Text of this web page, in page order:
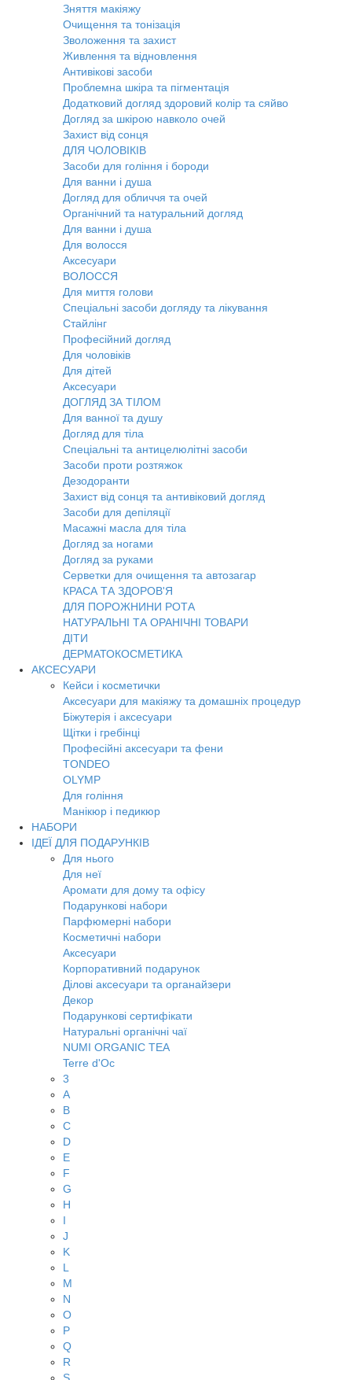
Зняття макіяжу
Очищення та тонізація
Зволоження та захист
Живлення та відновлення
Антивікові засоби
Проблемна шкіра та пігментація
Додатковий догляд здоровий колір та сяйво
Догляд за шкірою навколо очей
Захист від сонця
ДЛЯ ЧОЛОВІКІВ
Засоби для гоління і бороди
Для ванни і душа
Догляд для обличчя та очей
Органічний та натуральний догляд
Для ванни і душа
Для волосся
Аксесуари
ВОЛОССЯ
Для миття голови
Спеціальні засоби догляду та лікування
Стайлінг
Професійний догляд
Для чоловіків
Для дітей
Аксесуари
ДОГЛЯД ЗА ТІЛОМ
Для ванної та душу
Догляд для тіла
Спеціальні та антицелюлітні засоби
Засоби проти розтяжок
Дезодоранти
Захист від сонця та антивіковий догляд
Засоби для депіляції
Масажні масла для тіла
Догляд за ногами
Догляд за руками
Серветки для очищення та автозагар
КРАСА ТА ЗДОРОВ'Я
ДЛЯ ПОРОЖНИНИ РОТА
НАТУРАЛЬНІ ТА ОРАНІЧНІ ТОВАРИ
ДІТИ
ДЕРМАТОКОСМЕТИКА
АКСЕСУАРИ
Кейси і косметички
Аксесуари для макіяжу та домашніх процедур
Біжутерія і аксесуари
Щітки і гребінці
Професійні аксесуари та фени
TONDEO
OLYMP
Для гоління
Манікюр і педикюр
НАБОРИ
ІДЕЇ ДЛЯ ПОДАРУНКІВ
Для нього
Для неї
Аромати для дому та офісу
Подарункові набори
Парфюмерні набори
Косметичні набори
Аксесуари
Корпоративний подарунок
Ділові аксесуари та органайзери
Декор
Подарункові сертифікати
Натуральні органічні чаї
NUMI ORGANIC TEA
Terre d'Oc
3
A
B
C
D
E
F
G
H
I
J
K
L
M
N
O
P
Q
R